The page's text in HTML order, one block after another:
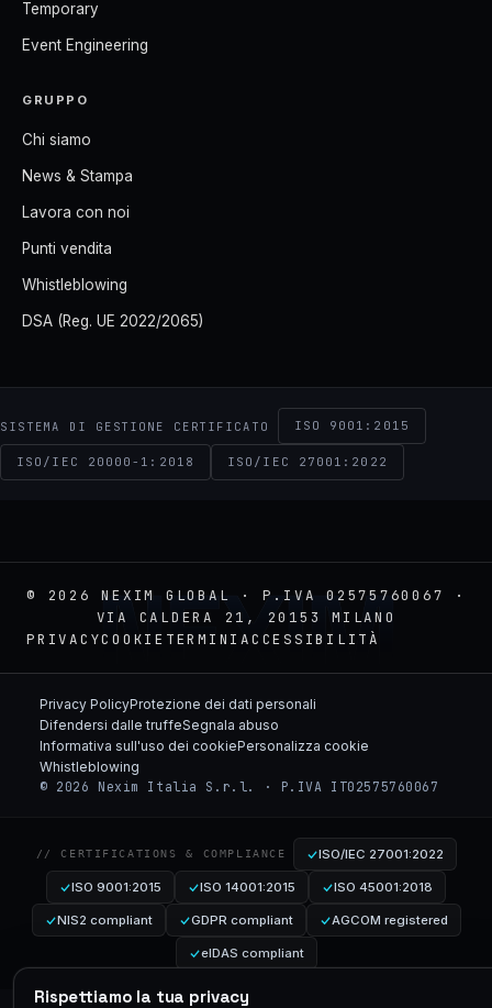
Temporary
Event Engineering
GRUPPO
Chi siamo
News & Stampa
Lavora con noi
Punti vendita
Whistleblowing
DSA (Reg. UE 2022/2065)
SISTEMA DI GESTIONE CERTIFICATO ISO 9001:2015
ISO/IEC 20000-1:2018 ISO/IEC 27001:2022
© 2026 NEXIM GLOBAL · P.IVA 02575760067 ·
VIA CALDERA 21, 20153 MILANO
PRIVACYCOOKIE TERMINI ACCESSIBILITÀ
NEXIM
Rispettiamo la tua privacy
Privacy PolicyProtezione dei dati personali
Difendersi dalle truffeSegnala abuso
Informativa sull'uso dei cookiePersonalizza cookie
Whistleblowing
© 2026 Nexim Italia S.r.l. · P.IVA IT02575760067
// CERTIFICATIONS & COMPLIANCE ISO/IEC 27001:2022
ISO 9001:2015 ISO 14001:2015 ISO 45001:2018
NIS2 compliant GDPR compliant AGCOM registered
eIDAS compliant